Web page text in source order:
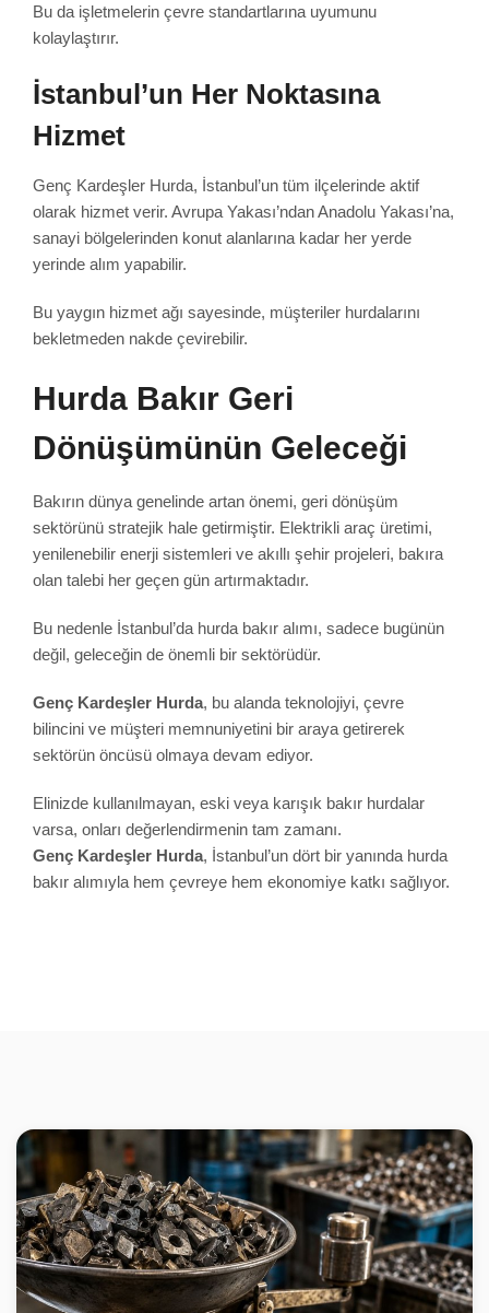
Bu da işletmelerin çevre standartlarına uyumunu
kolaylaştırır.
İstanbul’un Her Noktasına
Hizmet
Genç Kardeşler Hurda, İstanbul’un tüm ilçelerinde aktif
olarak hizmet verir. Avrupa Yakası’ndan Anadolu Yakası’na,
sanayi bölgelerinden konut alanlarına kadar her yerde
yerinde alım yapabilir.
Bu yaygın hizmet ağı sayesinde, müşteriler hurdalarını
bekletmeden nakde çevirebilir.
Hurda Bakır Geri
Dönüşümünün Geleceği
Bakırın dünya genelinde artan önemi, geri dönüşüm
sektörünü stratejik hale getirmiştir. Elektrikli araç üretimi,
yenilenebilir enerji sistemleri ve akıllı şehir projeleri, bakıra
olan talebi her geçen gün artırmaktadır.
Bu nedenle İstanbul’da hurda bakır alımı, sadece bugünün
değil, geleceğin de önemli bir sektörüdür.
Genç Kardeşler Hurda, bu alanda teknolojiyi, çevre
bilincini ve müşteri memnuniyetini bir araya getirerek
sektörün öncüsü olmaya devam ediyor.
Elinizde kullanılmayan, eski veya karışık bakır hurdalar
varsa, onları değerlendirmenin tam zamanı.
Genç Kardeşler Hurda, İstanbul’un dört bir yanında hurda
bakır alımıyla hem çevreye hem ekonomiye katkı sağlıyor.